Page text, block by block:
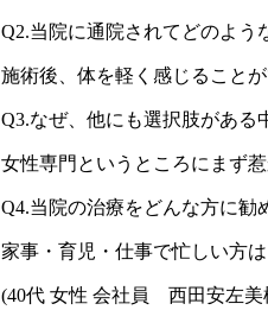
Q2.当院に通院されてどのよう
施術後、体を軽く感じること
Q3.なぜ、他にも選択肢がある
女性専門というところにまず
Q4.当院の治療をどんな方に勧
家事・育児・仕事で忙しい方
(40代 女性 会社員 西田安左美